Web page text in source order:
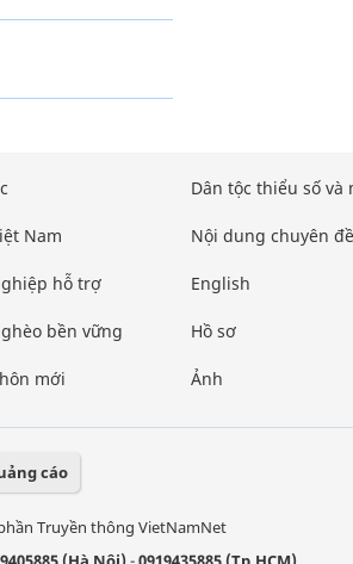
Nam
hỗ trợ
bền vững
mới
Dân tộc thiểu số và
Nội dung chuyên đề
English
Hồ sơ
Ảnh
cáo
Truyền thông VietNamNet